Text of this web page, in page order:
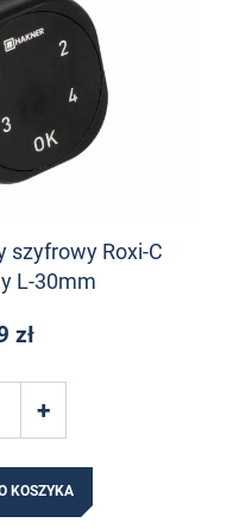
szyfrowy Roxi-C
L-30mm
zł
KOSZYKA